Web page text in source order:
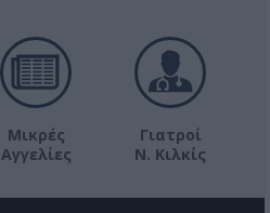
Μικρές
Αγγελίες
Γιατροί
Ν. Κιλκίς